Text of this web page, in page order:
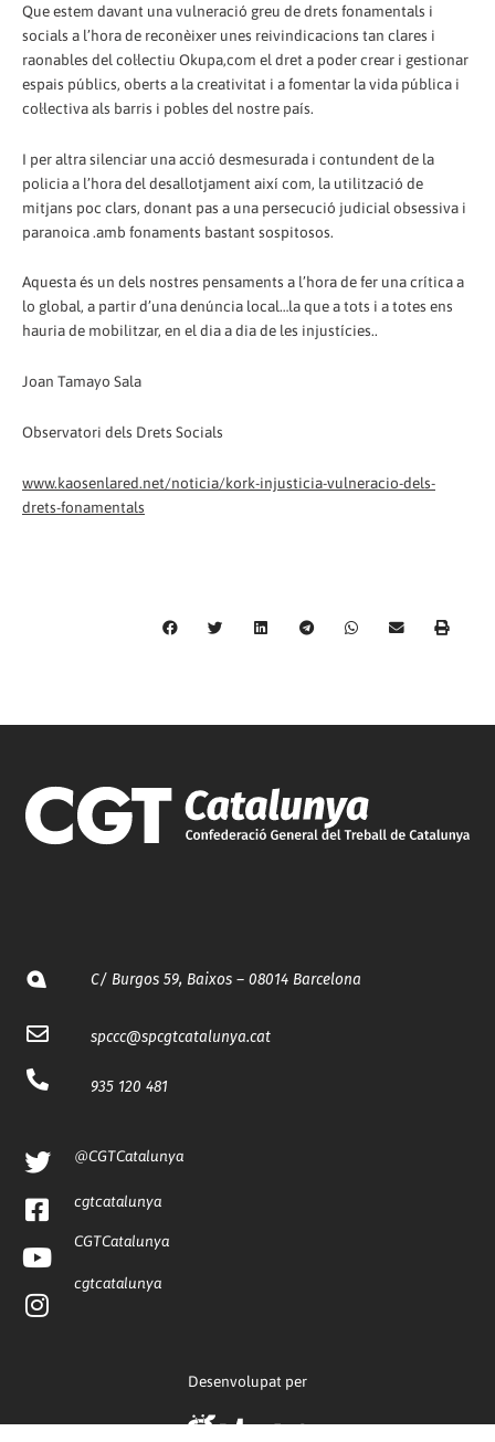
Que estem davant una vulneració greu de drets fonamentals i
socials a l’hora de reconèixer unes reivindicacions tan clares i
raonables del col·lectiu Okupa,com el dret a poder crear i gestionar
espais públics, oberts a la creativitat i a fomentar la vida pública i
col·lectiva als barris i pobles del nostre país.
I per altra silenciar una acció desmesurada i contundent de la
policia a l’hora del desallotjament així com, la utilització de
mitjans poc clars, donant pas a una persecució judicial obsessiva i
paranoica .amb fonaments bastant sospitosos.
Aquesta és un dels nostres pensaments a l’hora de fer una crítica a
lo global, a partir d’una denúncia local…la que a tots i a totes ens
hauria de mobilitzar, en el dia a dia de les injustícies..
Joan Tamayo Sala
Observatori dels Drets Socials
www.kaosenlared.net/noticia/kork-injusticia-vulneracio-dels-
drets-fonamentals
C/ Burgos 59, Baixos – 08014 Barcelona
spccc@spcgtcatalunya.cat
935 120 481
@CGTCatalunya
cgtcatalunya
CGTCatalunya
cgtcatalunya
Desenvolupat per